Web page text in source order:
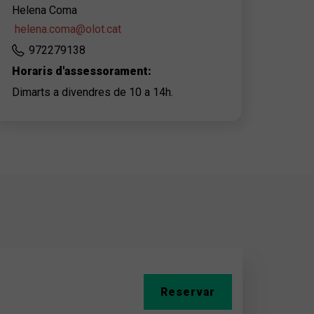
Helena Coma
helena.coma@olot.cat
972279138
Horaris d'assessorament:
Dimarts a divendres de 10 a 14h.
Reservar